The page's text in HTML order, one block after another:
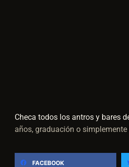
Checa todos los antros y bares
años, graduación o
FACEBOOK